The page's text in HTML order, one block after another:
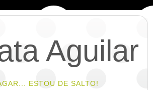
Aguilar
ESTOU DE SALTO!